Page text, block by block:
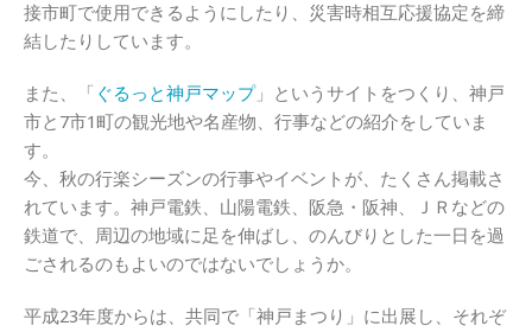
接市町で使用できるようにしたり、災害時相互応援協定を締
結したりしています。
また、「 ぐるっと神戸マップ」というサイトをつくり、神戸
市と7市1町の観光地や名産物、行事などの紹介をしていま
す。
今、秋の行楽シーズンの行事やイベントが、たくさん掲載さ
れています。神戸電鉄、山陽電鉄、阪急・阪神、ＪＲなどの
鉄道で、周辺の地域に足を伸ばし、のんびりとした一日を過
ごされるのもよいのではないでしょうか。
平成23年度からは、共同で「神戸まつり」に出展し、それぞ